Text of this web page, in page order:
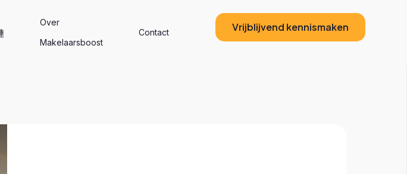
Over
Makelaarsboost
Contact Vrijblijvend kennismaken